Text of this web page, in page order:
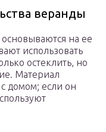
веранды
на ее
использовать
остеклить, но
Материал
домом; если он